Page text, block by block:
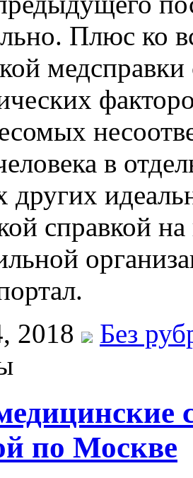
Плюс ко
медсправки
в
других
справкой на
2018
Без
по Москве